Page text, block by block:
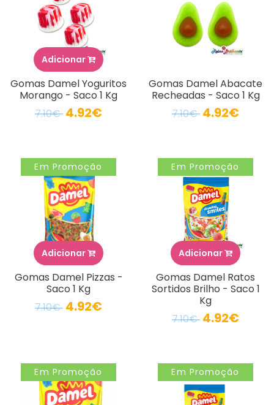
Adicionar
Gomas Damel Yoguritos
Morango - Saco 1 Kg
7.10€ 4.92€
Gomas Damel Abacate
Recheadas - Saco 1 Kg
7.10€ 4.92€
Em Promoção
Adicionar
Gomas Damel Pizzas -
Saco 1 Kg
7.10€ 4.92€
Em Promoção
Adicionar
Gomas Damel Ratos
Sortidos Brilho - Saco 1
Kg
7.10€ 4.92€
Em Promoção Em Promoção